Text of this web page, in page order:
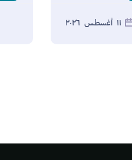
١١ أغسطس ٢٠٢٦